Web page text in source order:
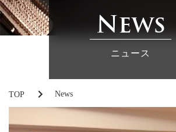
News
ニュース
TOP News